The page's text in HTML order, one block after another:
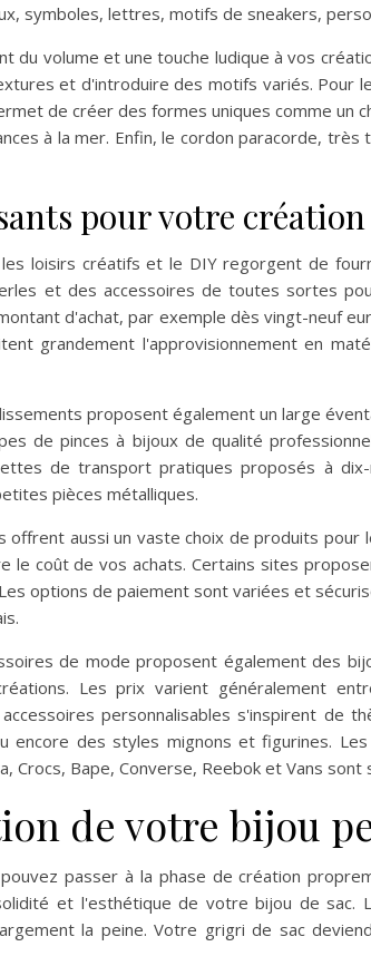
symboles, lettres, motifs de sneakers,
du volume et une touche ludique à vos
et d'introduire des motifs variés. Pour
de créer des formes uniques comme un
à la mer. Enfin, le cordon paracorde,
pour votre création
loisirs créatifs et le DIY regorgent de
et des accessoires de toutes sortes
d'achat, par exemple dès vingt-neuf
grandement l'approvisionnement en
proposent également un large
de pinces à bijoux de qualité
de transport pratiques proposés à
pièces métalliques.
offrent aussi un vaste choix de produits
coût de vos achats. Certains sites
options de paiement sont variées et
de mode proposent également des
Les prix varient généralement
personnalisables s'inspirent de
des styles mignons et figurines.
Crocs, Bape, Converse, Reebok et Vans
de votre bijou
passer à la phase de création
et l'esthétique de votre bijou de sac.
la peine. Votre grigri de sac